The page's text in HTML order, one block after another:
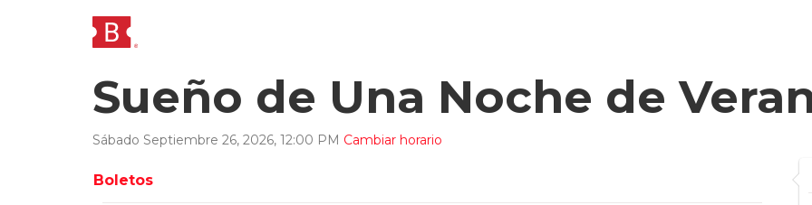
Sueño de Una Noche de
Sábado Septiembre 26, 2026, 12:00 PM Cambiar horario
Boletos